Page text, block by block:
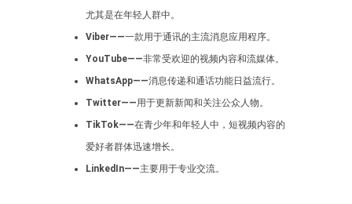
尤其是在年轻人群中。
Viber——一款用于通讯的主流消息应用程序。
YouTube——非常受欢迎的视频内容和流媒体。
WhatsApp——消息传递和通话功能日益流行。
Twitter——用于更新新闻和关注公众人物。
TikTok——在青少年和年轻人中，短视频内容的
爱好者群体迅速增长。
LinkedIn——主要用于专业交流。